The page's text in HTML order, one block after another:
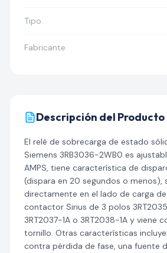
Tipo
Fabricante
Descripción del Producto
El relé de sobrecarga de estado
Siemens 3RB3036-2WB0 es
AMPS, tiene característica de
(dispara en 20 segundos o menos),
directamente en el lado de carga
contactor Sirius de 3 polos
3RT2037-1A o 3RT2038-1A y viene
tornillo. Otras características
contra pérdida de fase, una fuente